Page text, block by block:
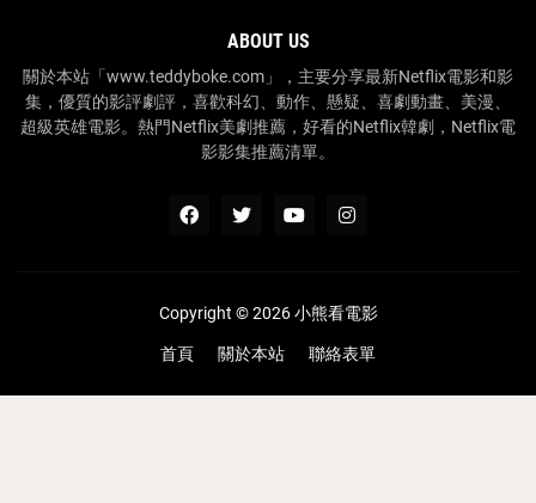
ABOUT US
關於本站「www.teddyboke.com」，主要分享最新Netflix電影和影
集，優質的影評劇評，喜歡科幻、動作、懸疑、喜劇動畫、美漫、
超級英雄電影。熱門Netflix美劇推薦，好看的Netflix韓劇，Netflix電
影影集推薦清單。
Copyright ©2026小熊看電影
首頁 關於本站 聯絡表單